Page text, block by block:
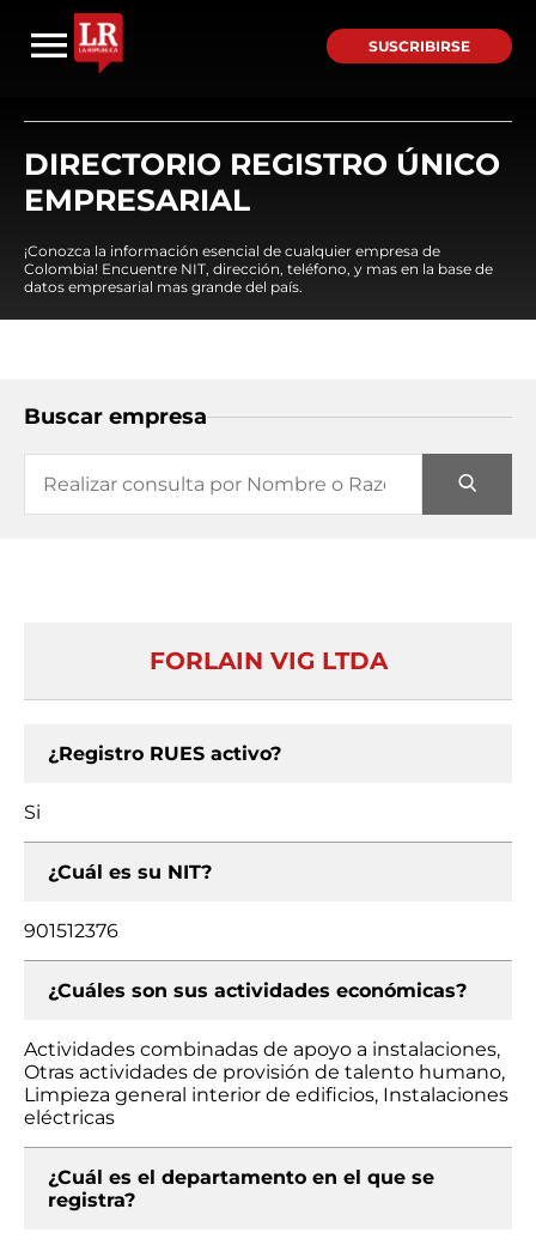
SUSCRIBIRSE
DIRECTORIO REGISTRO ÚNICO
EMPRESARIAL
¡Conozca la información esencial de cualquier empresa de
Colombia! Encuentre NIT, dirección, teléfono, y mas en la base de
datos empresarial mas grande del país.
Buscar empresa
FORLAIN VIG LTDA
¿Registro RUES activo?
Si
¿Cuál es su NIT?
901512376
¿Cuáles son sus actividades económicas?
Actividades combinadas de apoyo a instalaciones,
Otras actividades de provisión de talento humano,
Limpieza general interior de edificios, Instalaciones
eléctricas
¿Cuál es el departamento en el que se
registra?